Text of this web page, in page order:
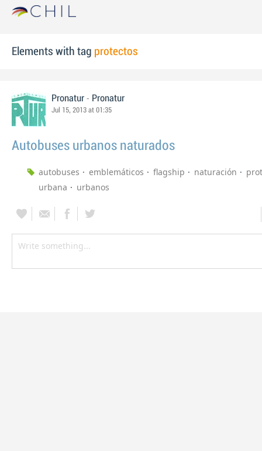
Elements with tag protectos
Pronatur - Pronatur
Jul 15, 2013 at 01:35
Autobuses urbanos naturados
autobuses emblemáticos flagship naturación
urbana
urbanos